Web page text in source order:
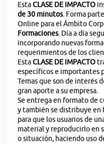
EstaCLASE DE IMPACTO
de 30 minutos. Forma
Online para el Ámbito
Formaciones. Día a día
incorporando nuevas
requerimientos de los
EstaCLASE DE IMPACTO
específicos e importantes
Temas que son de interés
gran aporte a su empresa.
Se entrega en formato de
y también se distribuye en
para que los usuarios de
material y reproducirlo en
o situación, haciendo uso